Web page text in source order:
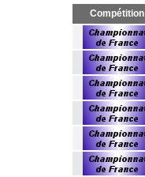
Compétition